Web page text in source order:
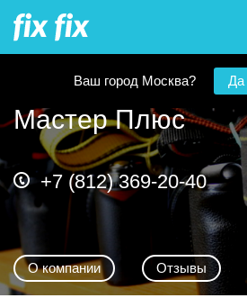
Ваш город Москва? Да
Мастер Плюс
+7 (812) 369-20-40
О компании Отзывы